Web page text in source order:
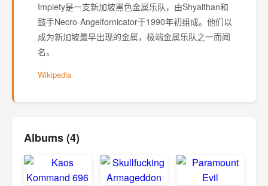
Impiety是一支新加坡黑色金属乐队，由Shyaithan和
鼓手Necro-Angelfornicator于1990年初组成。他们以
成为新加坡最早出现的金属，极端金属乐队之一而闻
名。
Wikipedia
Albums (4)